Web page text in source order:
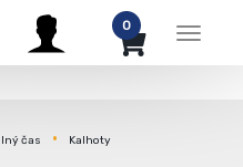
Menu
0
čas Kalhoty